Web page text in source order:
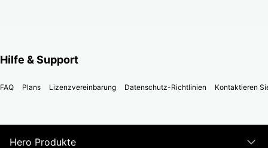
Hilfe & Support
FAQ Plans Lizenzvereinbarung Datenschutz-Richtlinien Kontaktieren
Hero Produkte